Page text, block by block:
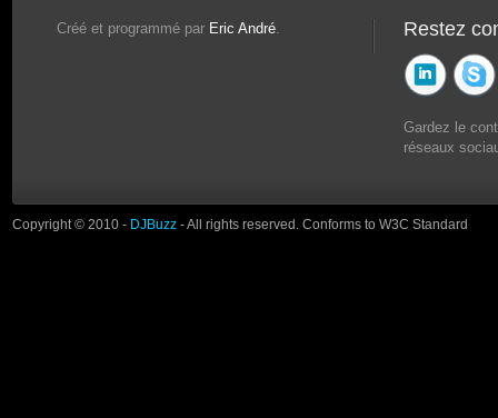
Créé et programmé par Eric André Restez
Gardez le
réseaux
Copyright © 2010 - DJBuzz - All rights reserved. Conforms to W3C Standard